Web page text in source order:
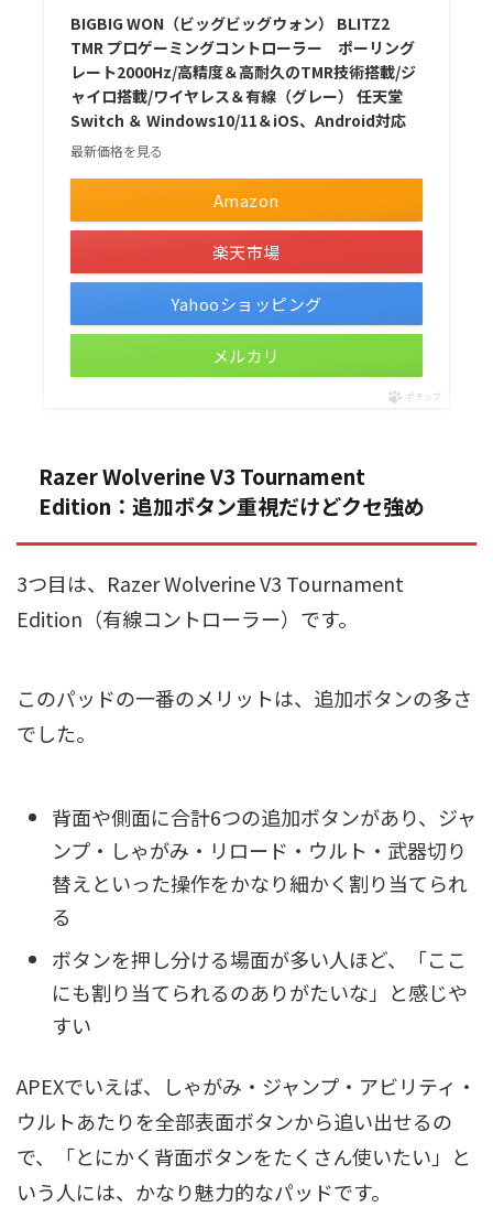
BIGBIG WON（ビッグビッグウォン） BLITZ2
TMR プロゲーミングコントローラー ポーリング
レート2000Hz/高精度＆高耐久のTMR技術搭載/ジ
ャイロ搭載/ワイヤレス＆有線（グレー） 任天堂
Switch ＆ Windows10/11＆iOS、Android対応
最新価格を見る
Amazon
楽天市場
Yahooショッピング
メルカリ
ポチップ
Razer Wolverine V3 Tournament
Edition：追加ボタン重視だけどクセ強め
3つ目は、Razer Wolverine V3 Tournament
Edition（有線コントローラー）です。
このパッドの一番のメリットは、追加ボタンの多さ
でした。
背面や側面に合計6つの追加ボタンがあり、ジャ
ンプ・しゃがみ・リロード・ウルト・武器切り
替えといった操作をかなり細かく割り当てられ
る
ボタンを押し分ける場面が多い人ほど、「ここ
にも割り当てられるのありがたいな」と感じや
すい
APEXでいえば、しゃがみ・ジャンプ・アビリティ・
ウルトあたりを全部表面ボタンから追い出せるの
で、「とにかく背面ボタンをたくさん使いたい」と
いう人には、かなり魅力的なパッドです。